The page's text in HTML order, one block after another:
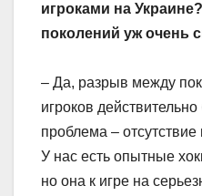
игроками на
поколений уж очень
– Да, разрыв между
игроков
проблема – отсутствие
У нас есть опытные
но она к игре на